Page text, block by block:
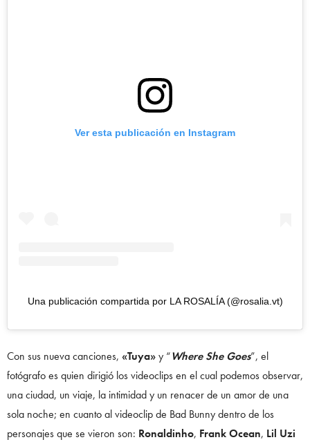
Ver esta publicación en Instagram
Una publicación compartida por LA ROSALÍA (@rosalia.vt)
Con sus nueva canciones, «Tuya»y “Where She Goes”, el
fotógrafo es quien dirigió los videoclips en el cual podemos observar,
una ciudad, un viaje, la intimidad y un renacer de un amor de una
sola noche; en cuanto al videoclip de Bad Bunny dentro de los
personajes que se vieron son: Ronaldinho, Frank Ocean, Lil Uzi